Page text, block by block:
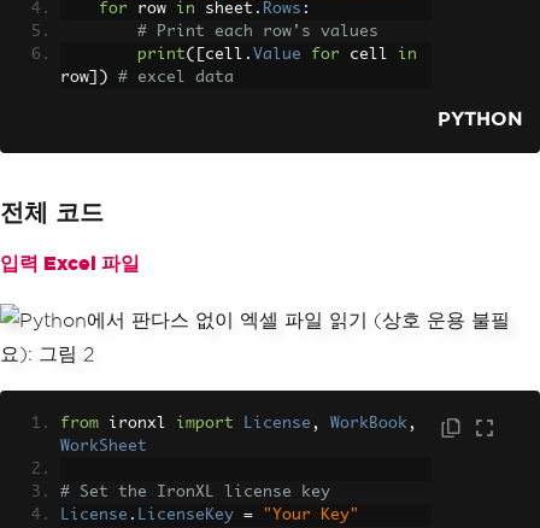
for row in sheet . Rows :
# Print each row's values
print([ cell . Value for cell in
row ]) # excel data
PYTHON
전체 코드
입력 Excel 파일
from ironxl import License , WorkBook,
WorkSheet
# Set the IronXL license key
License . LicenseKey = "Your Key"